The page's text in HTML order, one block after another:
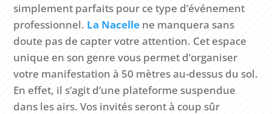
simplement parfaits pour ce type d’événement
professionnel. La Nacelle ne manquera sans
doute pas de capter votre attention. Cet espace
unique en son genre vous permet d’organiser
votre manifestation à 50 mètres au-dessus du sol.
En effet, il s’agit d’une plateforme suspendue
dans les airs. Vos invités seront à coup sûr